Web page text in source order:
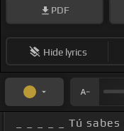
PDF
Hide lyrics
_ _ _ _ _ Tú